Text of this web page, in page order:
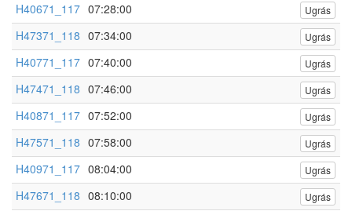
H40671_117 07:28:00 Ugrás
H47371_118 07:34:00 Ugrás
H40771_117 07:40:00 Ugrás
H47471_118 07:46:00 Ugrás
H40871_117 07:52:00 Ugrás
H47571_118 07:58:00 Ugrás
H40971_117 08:04:00 Ugrás
H47671_118 08:10:00 Ugrás